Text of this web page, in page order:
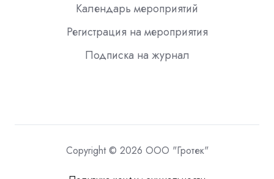
Календарь мероприятий
Регистрация на мероприятия
Подписка на журнал
Copyright © 2026 ООО "Гротек"